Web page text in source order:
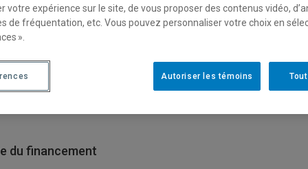
porteur(s)
de recherches en sciences humaines du Canada (CRSH)
de recherches en sciences naturelles et en génie (CRSNG)
du financement
votre expérience sur le site, de vous proposer des contenus vidéo,
de fréquentation, etc. Vous pouvez personnaliser votre choix en
».
Autoriser les témoins